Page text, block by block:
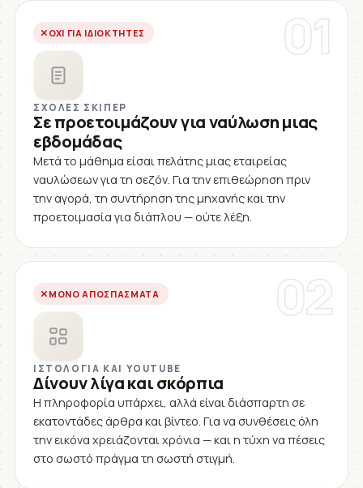
01
ΌΧΙ ΓΙΑ ΙΔΙΟΚΤΉΤΕΣ
ΣΧΟΛΈΣ ΣΚΊΠΕΡ
Σε προετοιμάζουν για ναύλωση μιας
εβδομάδας
Μετά το μάθημα είσαι πελάτης μιας εταιρείας
ναυλώσεων για τη σεζόν. Για την επιθεώρηση πριν
την αγορά, τη συντήρηση της μηχανής και την
προετοιμασία για διάπλου — ούτε λέξη.
02
ΜΌΝΟ ΑΠΟΣΠΆΣΜΑΤΑ
ΙΣΤΟΛΌΓΙΑ ΚΑΙ YOUTUBE
Δίνουν λίγα και σκόρπια
Η πληροφορία υπάρχει, αλλά είναι διάσπαρτη σε
εκατοντάδες άρθρα και βίντεο. Για να συνθέσεις όλη
την εικόνα χρειάζονται χρόνια — και η τύχη να πέσεις
στο σωστό πράγμα τη σωστή στιγμή.